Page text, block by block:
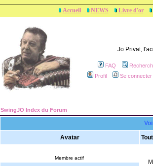
Accueil NEWS Livre d'or
Jo Privat,
FAQ
Profil
Se
SwingJO Index du Forum
Avatar
Membre actif